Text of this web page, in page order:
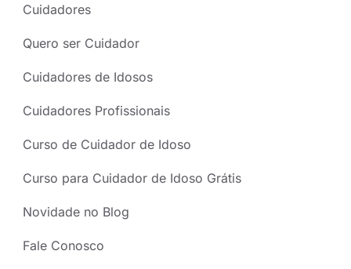
Cuidadores
Quero ser Cuidador
Cuidadores de Idosos
Cuidadores Profissionais
Curso de Cuidador de Idoso
Curso para Cuidador de Idoso Grátis
Novidade no Blog
Fale Conosco